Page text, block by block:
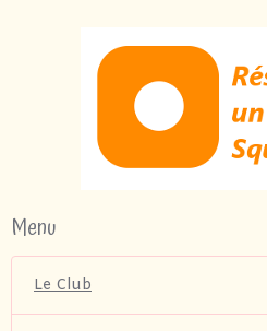
Menu
Le Club